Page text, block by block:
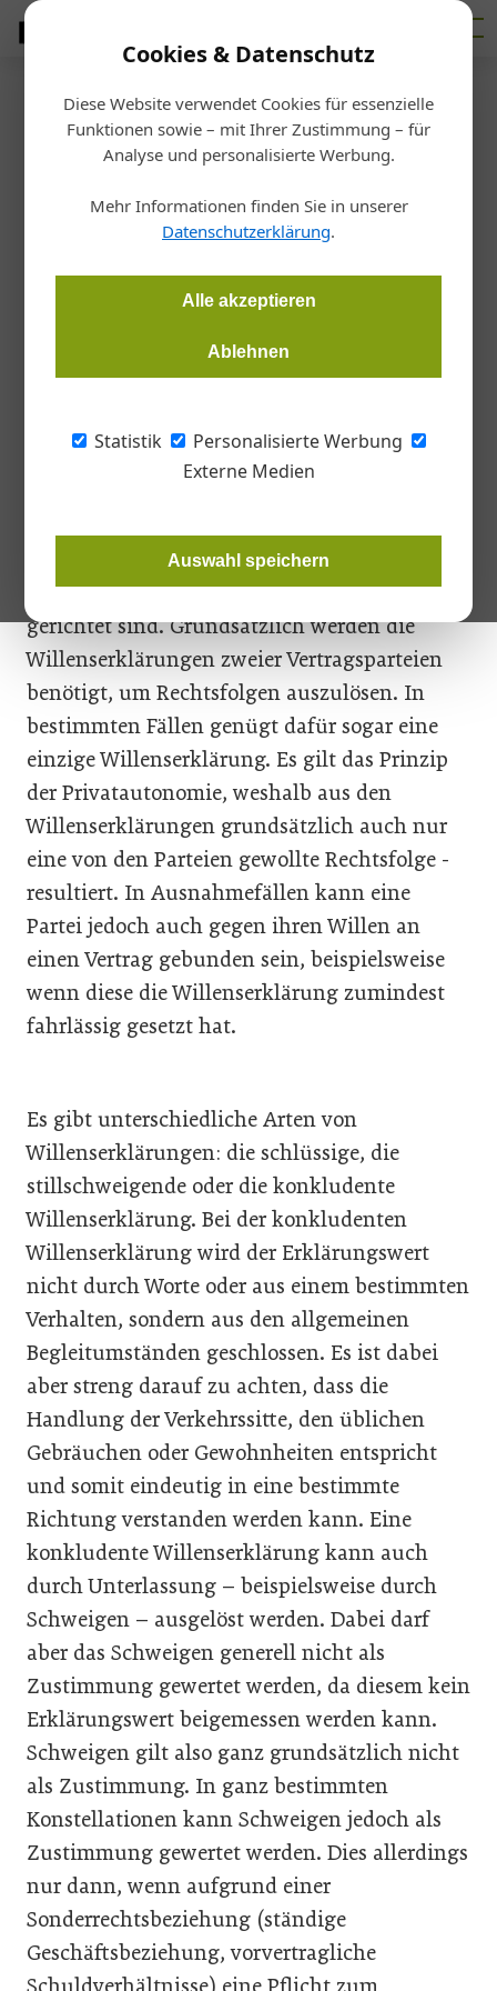
Cookies & Datenschutz
Diese Website verwendet Cookies für essenzielle
Funktionen sowie – mit Ihrer Zustimmung – für
Analyse und personalisierte Werbung.
Mehr Informationen finden Sie in unserer
Datenschutzerklärung.
Alle akzeptieren
Ablehnen
Statistik
Personalisierte Werbung
Externe Medien
Auswahl speichern
Startseite/ Betrieb
Willenserklärung
Gilt Schweigen als
Zustimmung?
In bestimmten Konstellationen gilt Schweigen bei der
konkludente Willenserklärung.
einen Vertrag dokumentiert ­werden –, welche
auf die Herbeiführung von Rechtsfolgen
gerichtet sind. Grundsätzlich werden die
Willens­erklärungen zweier Vertragsparteien
benötigt, um Rechtsfolgen auszulösen. In
bestimmten Fällen genügt dafür sogar eine
einzige Willenser­klärung. Es gilt das Prinzip
der Privatautonomie, weshalb aus den
Willenserklärungen grundsätzlich auch nur
eine von den Parteien gewollte Rechtsfolge ­
resultiert. In Ausnahmefällen kann eine
Partei jedoch auch gegen ihren Willen an
einen Vertrag gebunden sein, beispielsweise
wenn diese die Willenserklärung zumindest
fahrlässig gesetzt hat.
Es gibt unterschiedliche Arten von
Willenserklärungen: die schlüssige, die
stillschweigende oder die konkludente
Willenserklärung. Bei der konkludenten
Willenserklärung wird der Erklärungswert
nicht durch Worte oder aus einem bestimmten
Verhalten, sondern aus den allgemeinen
Begleitumständen geschlossen. Es ist dabei
aber streng darauf zu achten, dass die
Handlung der Verkehrssitte, den üblichen
Gebräuchen oder Gewohnheiten entspricht
und somit eindeutig in eine bestimmte
Richtung verstanden werden kann. Eine
konkludente Willenserklärung kann auch
durch Unterlassung – beispielsweise durch
Schweigen – ausgelöst werden. Dabei darf
aber das Schweigen generell nicht als
Zustimmung gewertet werden, da diesem kein
Erklärungswert beigemessen werden kann.
Schweigen gilt also ganz grundsätzlich nicht
als Zustimmung. In ganz bestimmten
Konstellationen kann Schweigen jedoch als
Zustimmung gewertet werden. Dies allerdings
nur dann, wenn aufgrund einer
Sonderrechtsbeziehung (ständige
Geschäftsbeziehung, vorvertragliche